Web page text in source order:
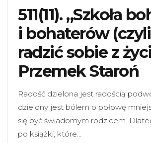
511(11). „Szkoła
i bohaterów
radzić sobie z
Przemek Staroń
Radość dzielona jest radością
dzielony jest bólem o połowę
się być świadomym rodzicem.
po książki, które…